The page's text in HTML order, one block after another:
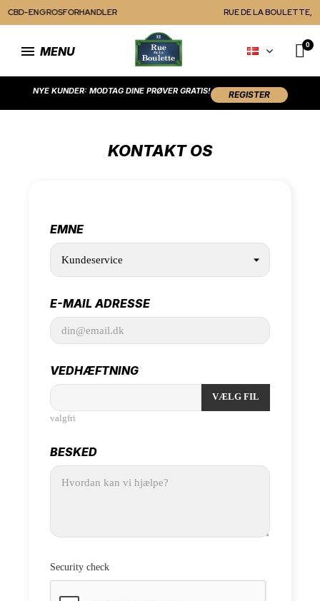
RUE DE LA BOULETTE, CBD-ENGROSFORHANDLER
MENU
NYE KUNDER: MODTAG DINE PRØVER GRATIS! REGISTER
KONTAKT OS
EMNE
E-MAIL ADRESSE
VEDHÆFTNING
VÆLG FIL
valgfri
BESKED
Security check